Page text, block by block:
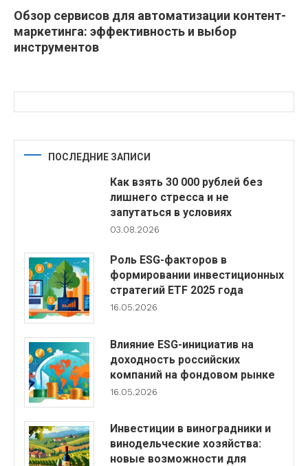
Обзор сервисов для автоматизации контент-
маркетинга: эффективность и выбор
инструментов
ПОСЛЕДНИЕ ЗАПИСИ
Как взять 30 000 рублей без
лишнего стресса и не
запутаться в условиях
03.08.2026
Роль ESG-факторов в
формировании инвестиционных
стратегий ETF 2025 года
16.05.2026
Влияние ESG-инициатив на
доходность российских
компаний на фондовом рынке
16.05.2026
Инвестиции в виноградники и
винодельческие хозяйства:
новые возможности для